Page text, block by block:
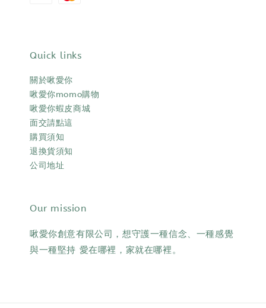
Quick links
關於啾愛你
啾愛你momo購物
啾愛你蝦皮商城
面交請點這
購買須知
退換貨須知
公司地址
Our mission
啾愛你創意有限公司，想守護一種信念、一種感覺
與一種堅持 愛在哪裡，家就在哪裡。